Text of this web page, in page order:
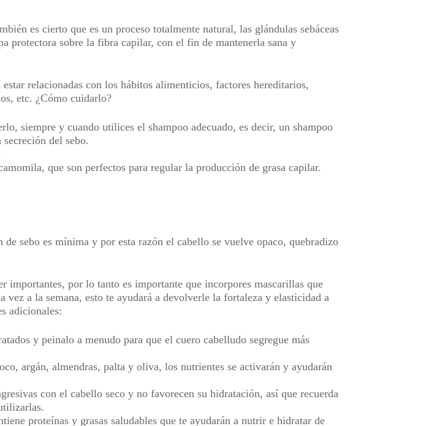
es cierto que es un proceso totalmente natural, las glándulas sebáceas
protectora sobre la fibra capilar, con el fin de mantenerla sana y
relacionadas con los hábitos alimenticios, factores hereditarios,
etc. ¿Cómo cuidarlo?
siempre y cuando utilices el shampoo adecuado, es decir, un shampoo
del sebo.
que son perfectos para regular la producción de grasa capilar.
sebo es mínima y por esta razón el cabello se vuelve opaco, quebradizo
importantes, por lo tanto es importante que incorpores mascarillas que
vez a la semana, esto te ayudará a devolverle la fortaleza y elasticidad a
adicionales:
y peinalo a menudo para que el cuero cabelludo segregue más
argán, almendras, palta y oliva, los nutrientes se activarán y ayudarán
con el cabello seco y no favorecen su hidratación, así que recuerda
proteínas y grasas saludables que te ayudarán a nutrir e hidratar de